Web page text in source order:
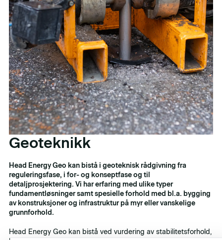
Geoteknikk
Head Energy Geo kan bistå i geoteknisk rådgivning fra
reguleringsfase, i for- og konseptfase og til
detaljprosjektering. Vi har erfaring med ulike typer
fundamentløsninger samt spesielle forhold med bl.a. bygging
av konstruksjoner og infrastruktur på myr eller vanskelige
grunnforhold.
Head Energy Geo kan bistå ved vurdering av stabilitetsforhold,